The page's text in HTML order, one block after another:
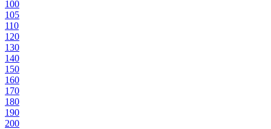
100
105
110
120
130
140
150
160
170
180
190
200